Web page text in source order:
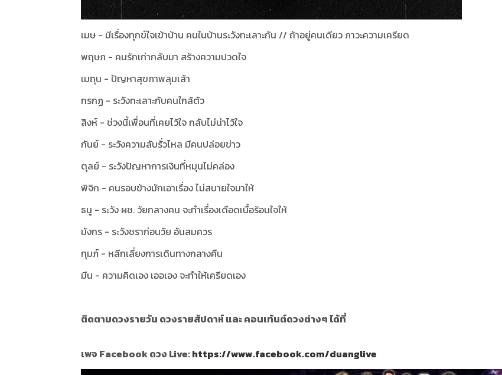
เมษ - มีเรื่องทุกข์ใจเข้าบ้าน คนในบ้านระวังทะเลาะกัน // ถ้าอยู่คนเดียว ภาวะความเครียด
พฤษภ - คนรักเก่ากลับมา สร้างความปวดใจ
เมถุน - ปัญหาสุขภาพลุมเล้า
กรกฏ - ระวังทะเลาะกับคนใกล้ตัว
สิงห์ - ช่วงนี้เพื่อนที่เคยไว้ใจ กลับไม่น่าไว้ใจ
กันย์ - ระวังความลับรั่วไหล มีคนปล่อยข่าว
ตุลย์ - ระวังปัญหาการเงินที่หมุนไม่คล่อง
พิจิก - คนรอบข้างมักเอาเรื่อง ไม่สบายใจมาให้
ธนู - ระวัง ผช. วัยกลางคน จะทำเรื่องเดือดเนื้อร้อนใจให้
มังกร - ระวังชราก่อนวัย อันสมควร
กุมภ์ - หลีกเลี่ยงการเดินทางกลางคืน
มีน - ความคิดเอง เออเอง จะทำให้เครียดเอง
ติดตามดวงรายวัน ดวงรายสัปดาห์ และ คอนเท้นต์ดวงต่างๆ ได้ที่
เพจ Facebook ดวง Live:https://www.facebook.com/duanglive